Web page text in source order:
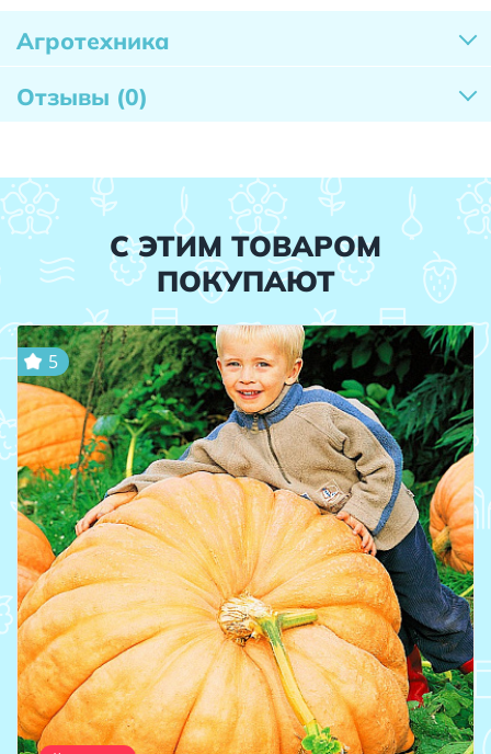
Агротехника
Отзывы (0)
С ЭТИМ ТОВАРОМ
ПОКУПАЮТ
5